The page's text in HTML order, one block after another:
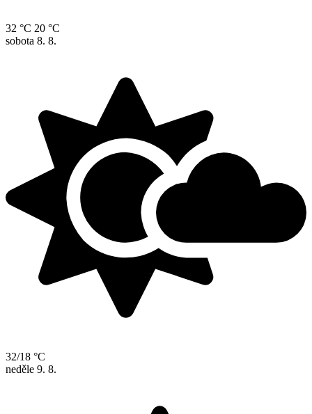
32 °C 20 °C
sobota 8. 8.
32/18 °C
neděle 9. 8.